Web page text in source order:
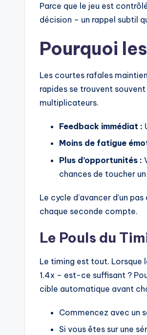
Parce que le jeu est
décision – un rappel subtil
Pourquoi
Les courtes rafales
rapides se trouvent
multiplicateurs.
Feedback immédiat :
Moins de fatigue
Plus d’opportunités :
chances de toucher
Le cycle d’avancer d’un
chaque seconde compte.
Le Pouls du
Le timing est tout. Lorsque
1.4x – est-ce suffisant ?
cible automatique avant
Commencez avec un
Si vous êtes sur une